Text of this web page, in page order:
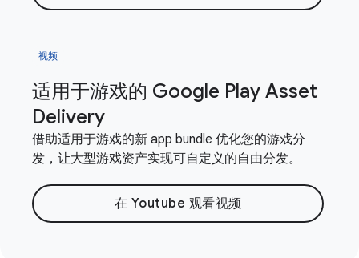
视频
适用于游戏的 Google Play Asset
Delivery
借助适用于游戏的新 app bundle 优化您的游戏分
发，让大型游戏资产实现可自定义的自由分发。
在 Youtube 观看视频